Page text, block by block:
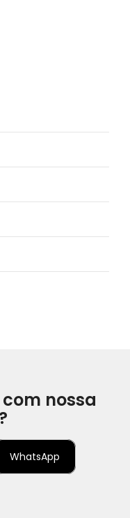
nossa
WhatsApp